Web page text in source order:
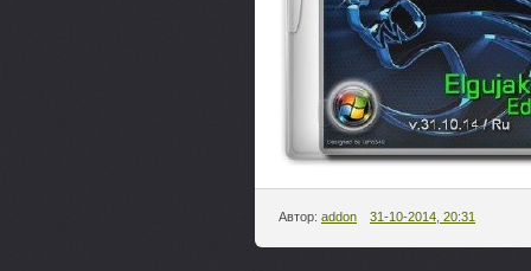
Автор: addon 31-10-2014, 20:31